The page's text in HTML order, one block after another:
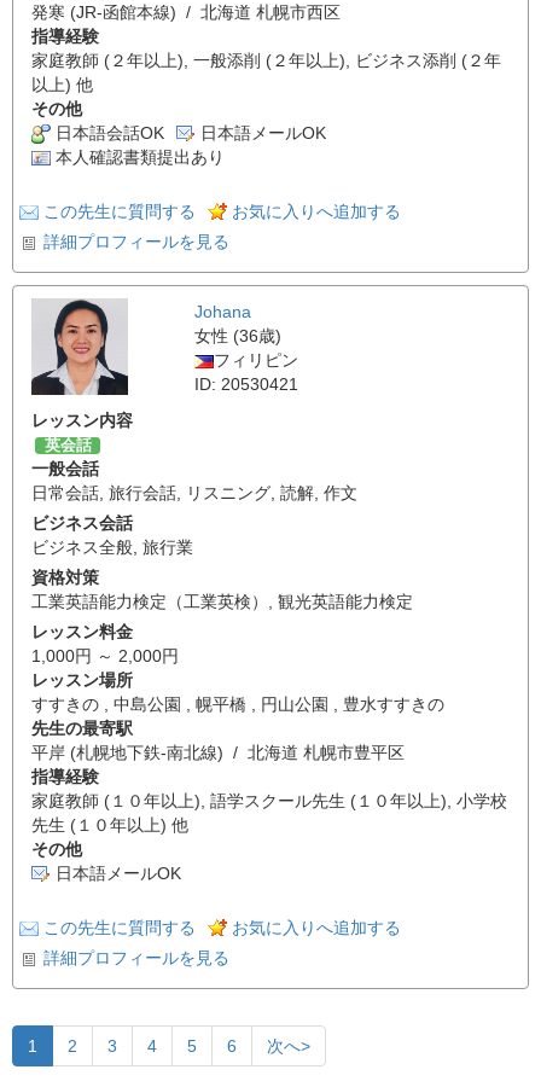
発寒 (JR-函館本線) / 北海道 札幌市西区
指導経験
家庭教師 (２年以上), 一般添削 (２年以上), ビジネス添削 (２年
以上) 他
その他
日本語会話OK
日本語メールOK
本人確認書類提出あり
この先生に質問する
お気に入りへ追加する
詳細プロフィールを見る
Johana
女性 (36歳)
フィリピン
ID: 20530421
レッスン内容
英会話
一般会話
日常会話 旅行会話 リスニング 読解 作文
ビジネス会話
ビジネス全般 旅行業
資格対策
工業英語能力検定（工業英検）
観光英語能力検定
レッスン料金
1,000円 ～ 2,000円
レッスン場所
すすきの , 中島公園 , 幌平橋 , 円山公園 , 豊水すすきの
先生の最寄駅
平岸 (札幌地下鉄-南北線) / 北海道 札幌市豊平区
指導経験
家庭教師 (１０年以上), 語学スクール先生 (１０年以上), 小学校
先生 (１０年以上) 他
その他
日本語メールOK
この先生に質問する
お気に入りへ追加する
詳細プロフィールを見る
1 2 3 4 5 6 次へ>